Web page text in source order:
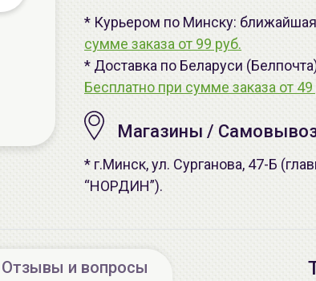
* Курьером по Минску: ближайшая
сумме заказа от 99 руб.
* Доставка по Беларуси
Бесплатно при сумме заказа от 49
Магазины /
* г.Минск, ул. Сурганова, 47-Б
“НОРДИН”).
Отзывы и вопросы